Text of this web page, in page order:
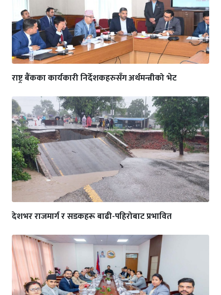
राष्ट्र बैंकका कार्यकारी निर्देशकहरुसँग अर्थमन्त्रीको भेट
देशभर राजमार्ग र सडकहरू बाढी-पहिरोबाट प्रभावित